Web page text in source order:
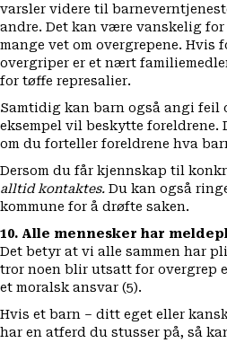
varsler videre til
andre. Det kan være vanskelig
mange vet om overgrepene. Hvis
overgriper er et nært
for tøffe represalier.
Samtidig kan barn også angi feil
eksempel vil beskytte
om du forteller foreldrene hva
Dersom du får kjennskap til
alltid kontaktes. Du kan også
kommune for å drøfte saken.
10. Alle mennesker har
Det betyr at vi alle sammen har
tror noen blir utsatt for overgrep
et moralsk ansvar (5).
Hvis et barn – ditt eget eller
har en atferd du stusser på, så